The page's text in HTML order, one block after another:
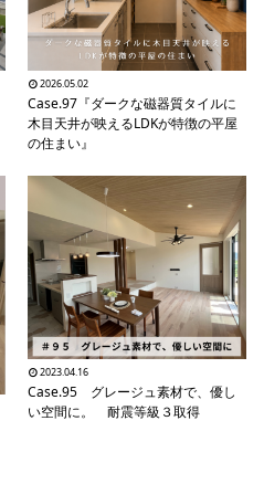
2026.05.02
Case.97『ダークな磁器質タイルに
木目天井が映えるLDKが特徴の平屋
の住まい』
2023.04.16
Case.95 グレージュ素材で、優し
い空間に。 耐震等級３取得